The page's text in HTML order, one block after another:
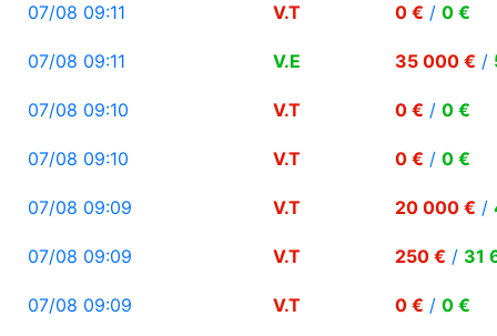
07/08 09:11 V.T 0 € / 0 €
07/08 09:11 V.E 35 000 € /
07/08 09:10 V.T 0 € / 0 €
07/08 09:10 V.T 0 € / 0 €
07/08 09:09 V.T 20 000 € /
07/08 09:09 V.T 250 € / 31
07/08 09:09 V.T 0 € / 0 €